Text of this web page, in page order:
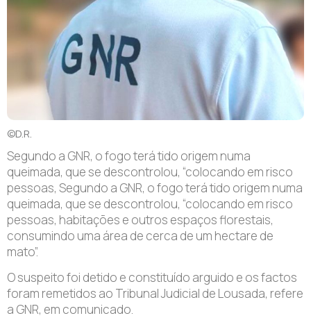
©D.R.
Segundo a GNR, o fogo terá tido origem numa
queimada, que se descontrolou, “colocando em risco
pessoas, Segundo a GNR, o fogo terá tido origem numa
queimada, que se descontrolou, “colocando em risco
pessoas, habitações e outros espaços florestais,
consumindo uma área de cerca de um hectare de
mato”.
O suspeito foi detido e constituído arguido e os factos
foram remetidos ao Tribunal Judicial de Lousada, refere
a GNR, em comunicado.